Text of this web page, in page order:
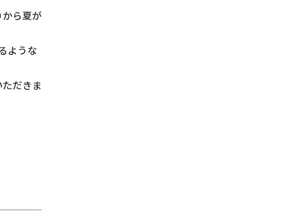
ら夏が
ような
だきま